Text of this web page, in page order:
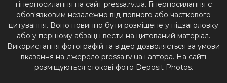
гіперпосилання на сайт pressa.rv.ua. Гіперпосилання є
обов'язковим незалежно від повного або часткового
цитування. Воно повинно бути розміщене у підзаголовку
або у першому абзаці і вести на цитований матеріал.
Використання фотографій та відео дозволяється за умови
вказання на джерело pressa.rv.ua і автора. На сайті
розміщуються стокові фото Deposit Photos.